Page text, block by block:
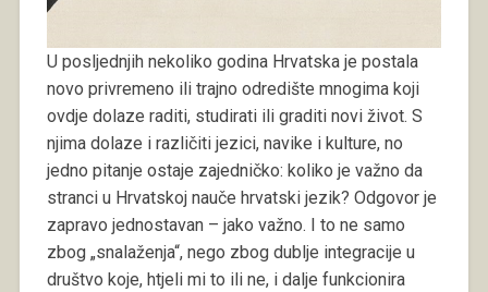
U posljednjih nekoliko godina Hrvatska je postala
novo privremeno ili trajno odredište mnogima koji
ovdje dolaze raditi, studirati ili graditi novi život. S
njima dolaze i različiti jezici, navike i kulture, no
jedno pitanje ostaje zajedničko: koliko je važno da
stranci u Hrvatskoj nauče hrvatski jezik? Odgovor je
zapravo jednostavan – jako važno. I to ne samo
zbog „snalaženja“, nego zbog dublje integracije u
društvo koje, htjeli mi to ili ne, i dalje funkcionira